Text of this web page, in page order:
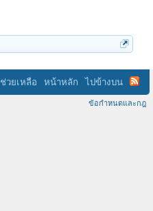
ช่วยเหลือ หน้าหลัก ไปข้างบน
ข้อกำหนดและกฎ